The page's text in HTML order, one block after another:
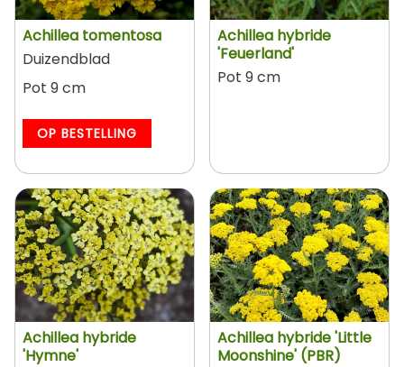
Achillea tomentosa
Duizendblad
Pot 9 cm
OP BESTELLING
Achillea hybride
'Feuerland'
Pot 9 cm
Achillea hybride
'Hymne'
Achillea hybride 'Little
Moonshine' (PBR)